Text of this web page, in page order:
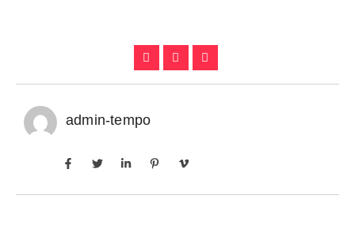
admin-tempo